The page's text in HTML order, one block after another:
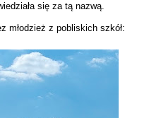
się za tą nazwą.
młodzież z pobliskich szkół: